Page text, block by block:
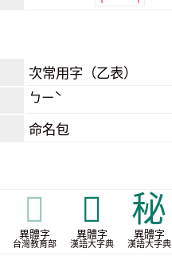
次常用字（乙表）
ㄅㄧˋ
命名包
𪏺
異體字
台灣教育部
𪐆
異體字
漢語大字典
秘
異體字
漢語大字典